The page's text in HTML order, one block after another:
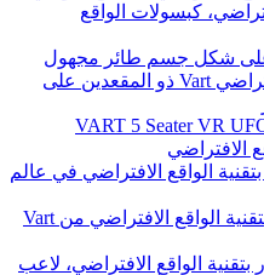
كبسولات الواقع
على شكل جسم طائر مجهول
جهاز الواقع الافتراضي Vart ذو المقعدين على
VART 5 Seater VR
الافتراضي
الواقع الافتراضي في عالم
جهاز إطلاق نار بتقنية الواقع الافتراضي من Vart
بتقنية الواقع الافتراضي، لاعب